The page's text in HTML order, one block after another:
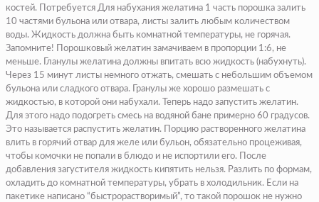
костей. Потребуется Для набухания желатина 1 часть порошка залить
10 частями бульона или отвара, листы залить любым количеством
воды. Жидкость должна быть комнатной температуры, не горячая.
Запомните! Порошковый желатин замачиваем в пропорции 1:6, не
меньше. Гланулы желатина должны впитать всю жидкость (набухнуть).
Через 15 минут листы немного отжать, смешать с небольшим объемом
бульона или сладкого отвара. Гранулы же хорошо размешать с
жидкостью, в которой они набухали. Теперь надо запустить желатин.
Для этого надо подогреть смесь на водяной бане примерно 60 градусов.
Это называется распустить желатин. Порцию растворенного желатина
влить в горячий отвар для желе или бульон, обязательно процеживая,
чтобы комочки не попали в блюдо и не испортили его.
После
добавления загустителя жидкость кипятить нельзя. Разлить по формам,
охладить до комнатной температуры, убрать в холодильник. Если на
пакетике написано “быстрорастворимый”, то такой порошок не нужно